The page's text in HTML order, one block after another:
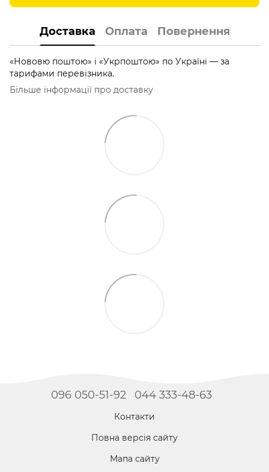
Доставка Оплата Повернення
«Нововю поштою» і «Укрпоштою» по Україні — за
тарифами перевізника.
Більше інформації про доставку
096 050-51-92 044 333-48-63
Контакти
Повна версія сайту
Мапа сайту